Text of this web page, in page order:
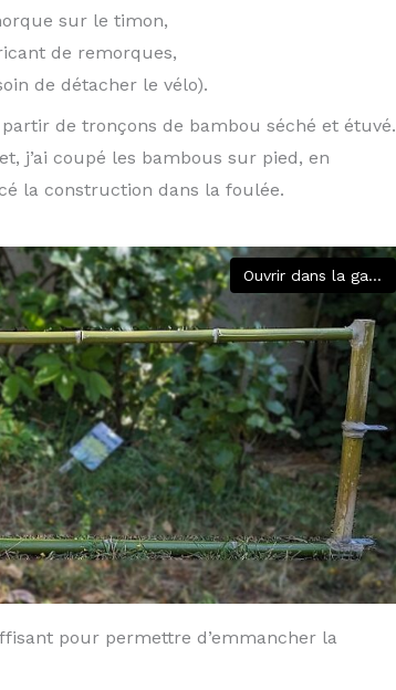
sur le timon,
de remorques,
de détacher le vélo).
de tronçons de bambou séché et étuvé.
j’ai coupé les bambous sur pied, en
la construction dans la foulée.
Ouvrir dans la galerie
pour permettre d’emmancher la